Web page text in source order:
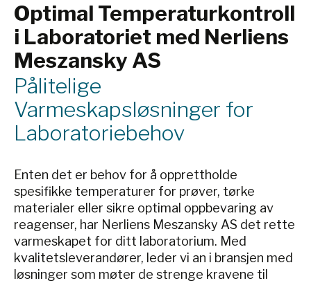
Optimal Temperaturkontroll
i Laboratoriet med Nerliens
Meszansky AS
Pålitelige
Varmeskapsløsninger for
Laboratoriebehov
Enten det er behov for å opprettholde
spesifikke temperaturer for prøver, tørke
materialer eller sikre optimal oppbevaring av
reagenser, har Nerliens Meszansky AS det rette
varmeskapet for ditt laboratorium. Med
kvalitetsleverandører, leder vi an i bransjen med
løsninger som møter de strenge kravene til